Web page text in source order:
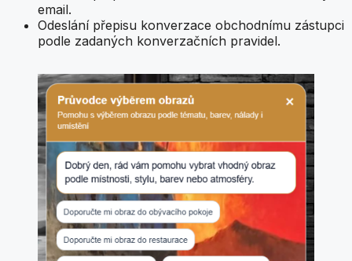
email.
Odeslání přepisu konverzace obchodnímu zástupci
podle zadaných konverzačních pravidel.